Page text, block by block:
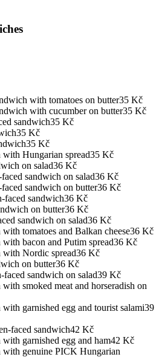
with tomatoes on butter35 Kč
with cucumber on butter35 Kč
sandwich35 Kč
35 Kč
35 Kč
Hungarian spread35 Kč
on salad36 Kč
sandwich on salad36 Kč
sandwich on butter36 Kč
faced sandwich36 Kč
on butter36 Kč
sandwich on salad36 Kč
tomatoes and Balkan cheese36 Kč
bacon and Putim spread36 Kč
with Nordic spread36 Kč
on butter36 Kč
faced sandwich on salad39 Kč
smoked meat and horseradish on
garnished egg and tourist salami39
faced sandwich42 Kč
garnished egg and ham42 Kč
with genuine PICK Hungarian